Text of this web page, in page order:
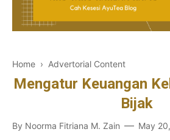
Home › Advertorial Content
Mengatur Keuangan
Bijak
By Noorma Fitriana M. Zain May